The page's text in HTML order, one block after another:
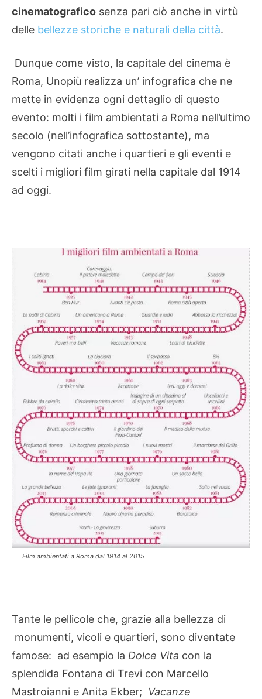
cinematografico senza pari ciò anche in virtù
delle bellezze storiche e naturali della città.
Dunque come visto, la capitale del cinema è
Roma, Unopiù realizza un’ infografica che ne
mette in evidenza ogni dettaglio di questo
evento: molti i film ambientati a Roma nell’ultimo
secolo (nell’infografica sottostante), ma
vengono citati anche i quartieri e gli eventi e
scelti i migliori film girati nella capitale dal 1914
ad oggi.
Film ambientati a Roma dal 1914 al 2015
Tante le pellicole che, grazie alla bellezza di
monumenti, vicoli e quartieri, sono diventate
famose: ad esempio la Dolce Vita con la
splendida Fontana di Trevi con Marcello
Mastroianni e Anita Ekber; Vacanze